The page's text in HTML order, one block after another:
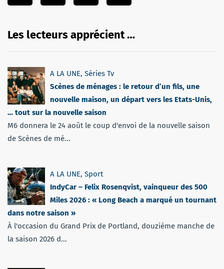
Les lecteurs apprécient …
A LA UNE, Séries Tv
Scènes de ménages : le retour d’un fils, une
nouvelle maison, un départ vers les Etats-Unis,
… tout sur la nouvelle saison
M6 donnera le 24 août le coup d'envoi de la nouvelle saison
de Scènes de mé...
A LA UNE, Sport
IndyCar – Felix Rosenqvist, vainqueur des 500
Miles 2026 : « Long Beach a marqué un tournant
dans notre saison »
À l'occasion du Grand Prix de Portland, douzième manche de
la saison 2026 d...